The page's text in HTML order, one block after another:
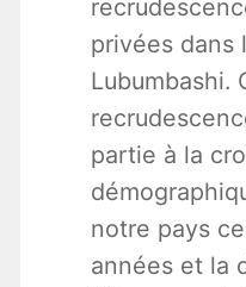
privées dans
Lubumbashi.
partie à la
notre pays
années et la